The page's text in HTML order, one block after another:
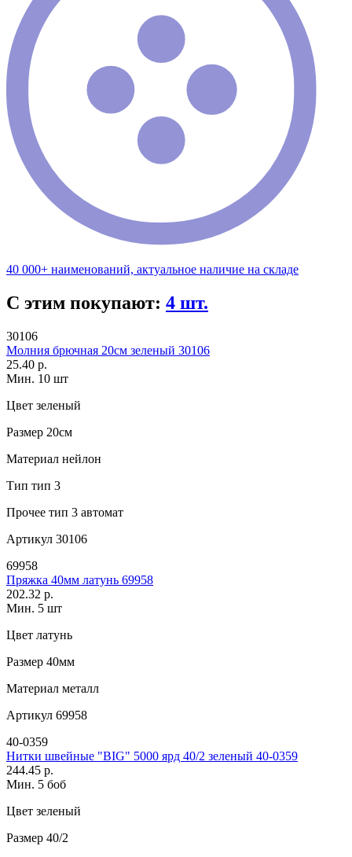
40 000+ наименований, актуальное наличие на складе
С этим покупают: 4 шт.
30106
Молния брючная 20см зеленый 30106
25.40 р.
Мин. 10 шт
Цвет зеленый
Размер 20см
Материал нейлон
Тип тип 3
Прочее тип 3 автомат
Артикул 30106
69958
Пряжка 40мм латунь 69958
202.32 р.
Мин. 5 шт
Цвет латунь
Размер 40мм
Материал металл
Артикул 69958
40-0359
Нитки швейные "BIG" 5000 ярд 40/2 зеленый 40-0359
244.45 р.
Мин. 5 боб
Цвет зеленый
Размер 40/2